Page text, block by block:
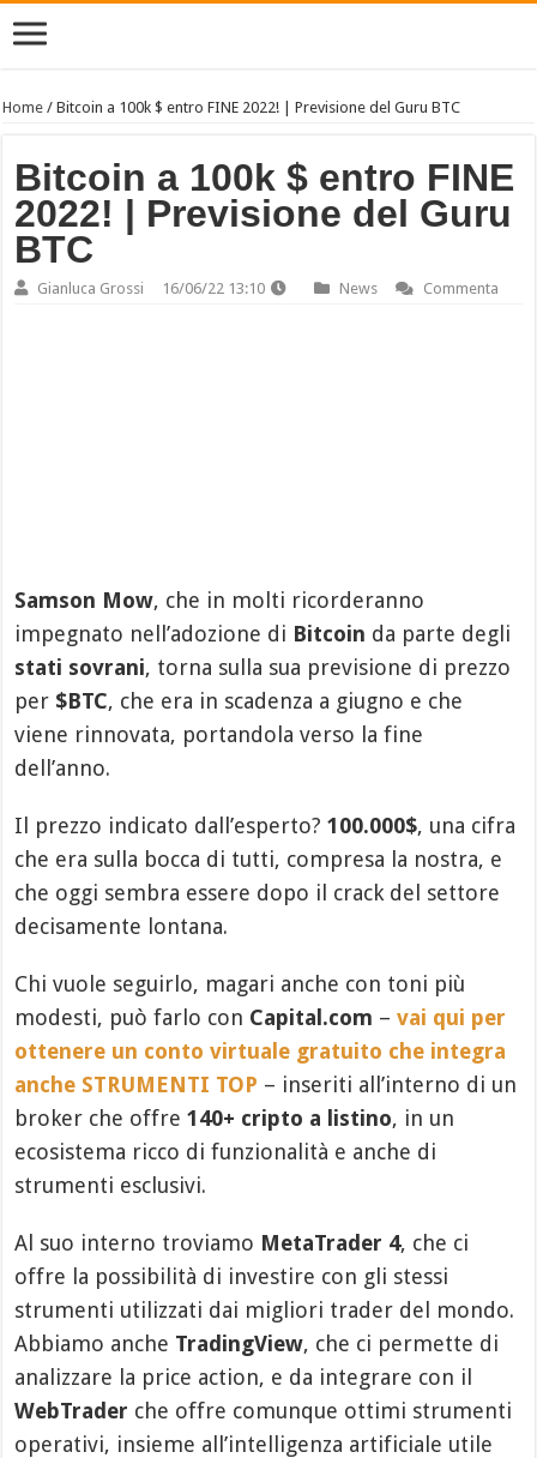
Home /Bitcoin a 100k $ entro FINE 2022! | Previsione del Guru BTC
Bitcoin a 100k $ entro FINE
2022! | Previsione del Guru
BTC
Gianluca Grossi 16/06/22 13:10 News Commenta
Samson Mow, che in molti ricorderanno
impegnato nell’adozione di Bitcoin da parte degli
stati sovrani, torna sulla sua previsione di prezzo
per $BTC, che era in scadenza a giugno e che
viene rinnovata, portandola verso la fine
dell’anno.
Il prezzo indicato dall’esperto?100.000$, una cifra
che era sulla bocca di tutti, compresa la nostra, e
che oggi sembra essere dopo il crack del settore
decisamente lontana.
Chi vuole seguirlo, magari anche con toni più
modesti, può farlo con Capital.com –vai qui per
ottenere un conto virtuale gratuito che integra
anche STRUMENTI TOP – inseriti all’interno di un
broker che offre140+ cripto a listino, in un
ecosistema ricco di funzionalità e anche di
strumenti esclusivi.
Al suo interno troviamo MetaTrader 4, che ci
offre la possibilità di investire con gli stessi
strumenti utilizzati dai migliori trader del mondo.
Abbiamo anche TradingView, che ci permette di
analizzare la price action, e da integrare con il
WebTrader che offre comunque ottimi strumenti
operativi, insieme all’intelligenza artificiale utile